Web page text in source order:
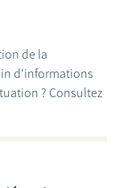
de la
d'informations
? Consultez